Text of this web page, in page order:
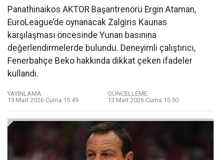
Panathinaikos AKTOR Başantrenörü Ergin Ataman,
EuroLeague’de oynanacak Zalgiris Kaunas
karşılaşması öncesinde Yunan basınına
değerlendirmelerde bulundu. Deneyimli çalıştırıcı,
Fenerbahçe Beko hakkında dikkat çeken ifadeler
kullandı.
YAYINLAMA:
13 Mart 2026 Cuma 15:49
GÜNCELLEME:
13 Mart 2026 Cuma 15:50